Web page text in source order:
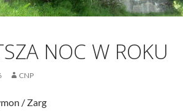
NOC W ROKU
CNP
/ Zarg